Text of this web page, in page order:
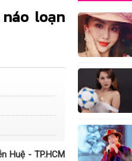
loạn
Huệ - TP.HCM